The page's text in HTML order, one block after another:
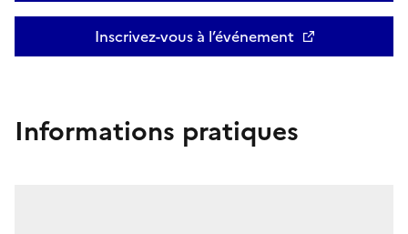
Inscrivez-vous à l’événement
Informations pratiques